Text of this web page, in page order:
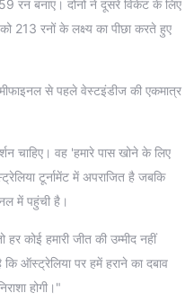
रन बनाए। दोनों ने दूसरे विकेट के लिए
213 रनों के लक्ष्य का पीछा करते हुए
से पहले वेस्टइंडीज की एकमात्र
चाहिए। वह 'हमारे पास खोने के लिए
टूर्नामेंट में अपराजित है जबकि
में पहुंची है।
कोई हमारी जीत की उम्मीद नहीं
ऑस्ट्रेलिया पर हमें हराने का दबाव
होगी।"